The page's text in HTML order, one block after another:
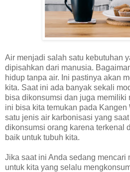
Air menjadi salah satu kebutuhan
dipisahkan dari manusia.
hidup tanpa air. Ini pastinya akan
kita. Saat ini ada banyak sekali
bisa dikonsumsi dan juga memiliki
ini bisa kita temukan pada Kangen
satu jenis air karbonisasi yang
dikonsumsi orang karena terkenal
baik untuk tubuh kita.
Jika saat ini Anda sedang mencari
untuk kita yang selalu